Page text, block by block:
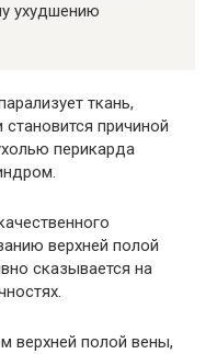
ухудшению
ткань,
причиной
перикарда
верхней полой
сказывается на
верхней полой вены,